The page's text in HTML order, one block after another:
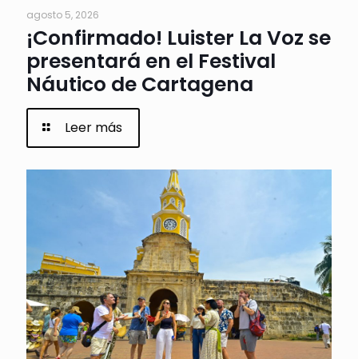
agosto 5, 2026
¡Confirmado! Luister La Voz se
presentará en el Festival
Náutico de Cartagena
Leer más